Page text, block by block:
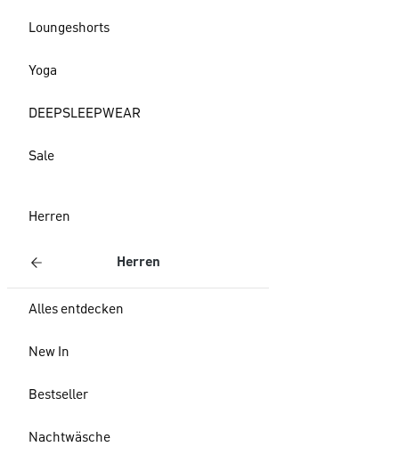
Loungeshorts
Yoga
DEEPSLEEPWEAR
Sale
Herren
Herren
Alles entdecken
New In
Bestseller
Nachtwäsche